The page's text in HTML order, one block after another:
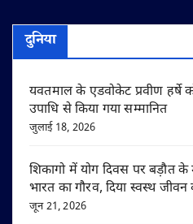
दुनिया
यवतमाल के एडवोकेट प्रवीण हर्षे
उपाधि से किया गया सम्मानित
जुलाई 18, 2026
शिकागो में योग दिवस पर बड़ौत के
भारत का गौरव, दिया स्वस्थ
जून 21, 2026